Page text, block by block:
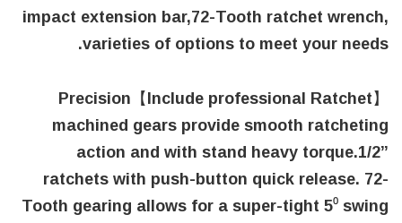
impact extension bar,72-Tooth ratchet wrench,
varieties of options to meet your needs.
【Include professional Ratchet】Precision
machined gears provide smooth ratcheting
action and with stand heavy torque.1/2”
ratchets with push-button quick release. 72-
Tooth gearing allows for a super-tight 5⁰ swing